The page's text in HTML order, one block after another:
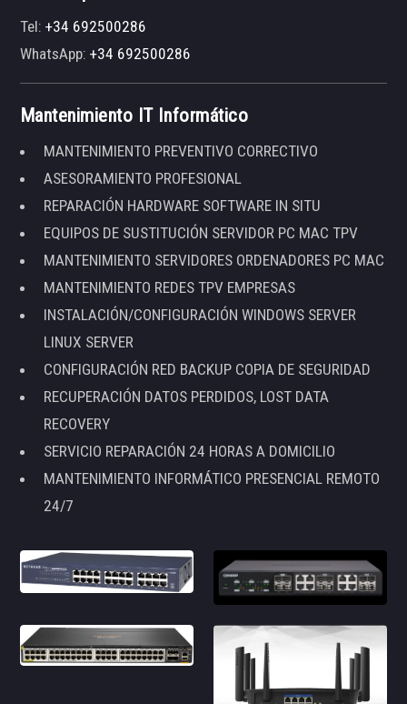
Tel:+34 692500286
WhatsApp:+34 692500286
Mantenimiento IT Informático
MANTENIMIENTO PREVENTIVO CORRECTIVO
ASESORAMIENTO PROFESIONAL
REPARACIÓN HARDWARE SOFTWARE IN SITU
EQUIPOS DE SUSTITUCIÓN SERVIDOR PC MAC TPV
MANTENIMIENTO SERVIDORES ORDENADORES PC MAC
MANTENIMIENTO REDES TPV EMPRESAS
INSTALACIÓN/CONFIGURACIÓN WINDOWS SERVER
LINUX SERVER
CONFIGURACIÓN RED BACKUP COPIA DE SEGURIDAD
RECUPERACIÓN DATOS PERDIDOS, LOST DATA
RECOVERY
SERVICIO REPARACIÓN 24 HORAS A DOMICILIO
MANTENIMIENTO INFORMÁTICO PRESENCIAL REMOTO
24/7